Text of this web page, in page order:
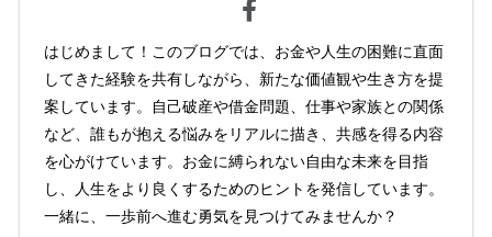
はじめまして！このブログでは、お金や人生の困難に直面
してきた経験を共有しながら、新たな価値観や生き方を提
案しています。自己破産や借金問題、仕事や家族との関係
など、誰もが抱える悩みをリアルに描き、共感を得る内容
を心がけています。お金に縛られない自由な未来を目指
し、人生をより良くするためのヒントを発信しています。
一緒に、一歩前へ進む勇気を見つけてみませんか？